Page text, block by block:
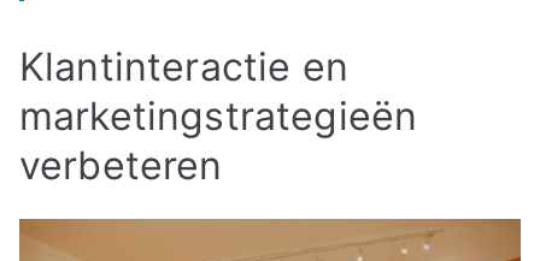
Klantinteractie en
marketingstrategieën
verbeteren